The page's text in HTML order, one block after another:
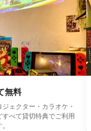
無料
ェクター・カラオケ・
すべて貸切特典でご利用